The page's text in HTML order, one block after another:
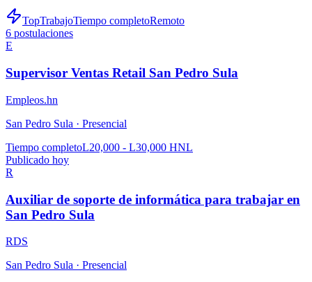
TopTrabajoTiempo completoRemoto
6 postulaciones
E
Supervisor Ventas Retail San Pedro Sula
Empleos.hn
San Pedro Sula · Presencial
Tiempo completoL20,000 - L30,000 HNL
Publicado hoy
R
Auxiliar de soporte de informática para trabajar en
San Pedro Sula
RDS
San Pedro Sula · Presencial